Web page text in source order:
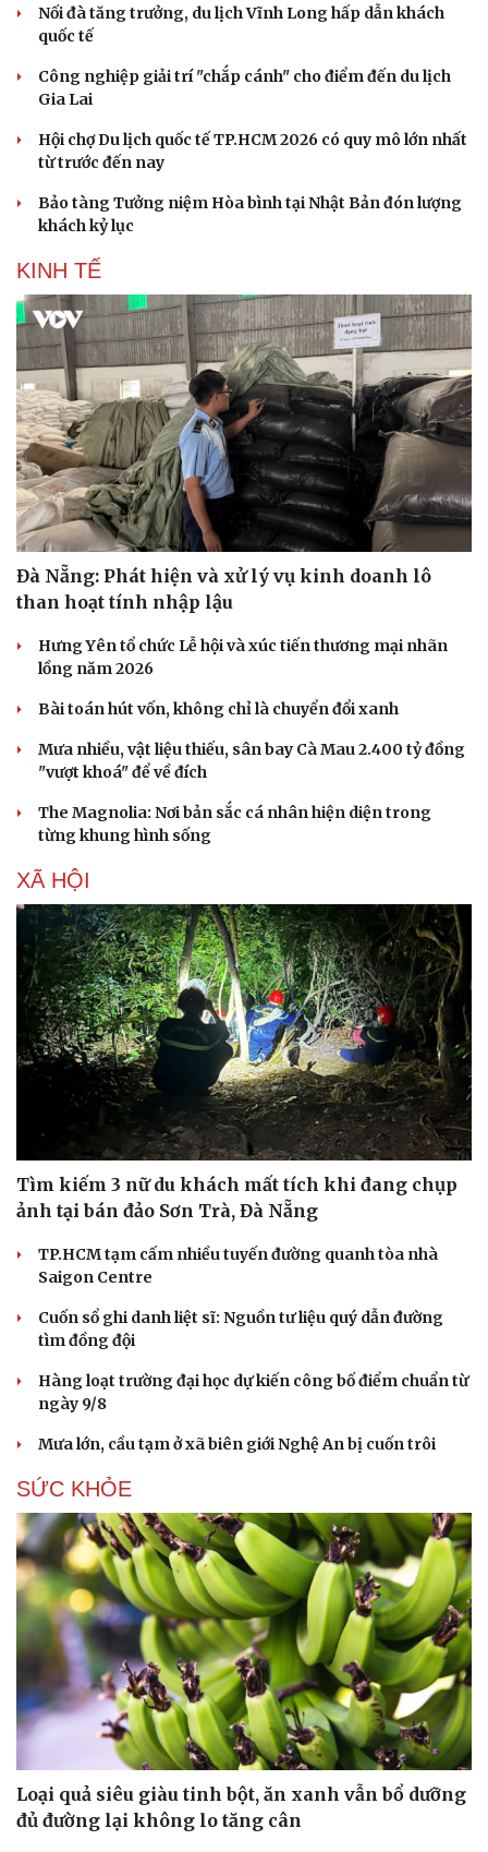
Du lịch
Tư vấn
Săn Tour
check-in
Câu chuyện thời sự
Đọc truyện đêm khuya
Cửa sổ tình yêu
Kể chuyện cho bé
Hạt giống tâm hồn
Nối đà tăng trưởng, du lịch Vĩnh Long hấp dẫn khách
quốc tế
Công nghiệp giải trí "chắp cánh" cho điểm đến du lịch
Gia Lai
Hội chợ Du lịch quốc tế TP.HCM 2026 có quy mô lớn nhất
từ trước đến nay
Bảo tàng Tưởng niệm Hòa bình tại Nhật Bản đón lượng
khách kỷ lục
KINH TẾ
Đà Nẵng: Phát hiện và xử lý vụ kinh doanh lô
than hoạt tính nhập lậu
Hưng Yên tổ chức Lễ hội và xúc tiến thương mại nhãn
lồng năm 2026
Bài toán hút vốn, không chỉ là chuyển đổi xanh
Mưa nhiều, vật liệu thiếu, sân bay Cà Mau 2.400 tỷ đồng
"vượt khoá" để về đích
The Magnolia: Nơi bản sắc cá nhân hiện diện trong
từng khung hình sống
XÃ HỘI
Tìm kiếm 3 nữ du khách mất tích khi đang chụp
ảnh tại bán đảo Sơn Trà, Đà Nẵng
TP.HCM tạm cấm nhiều tuyến đường quanh tòa nhà
Saigon Centre
Cuốn sổ ghi danh liệt sĩ: Nguồn tư liệu quý dẫn đường
tìm đồng đội
Hàng loạt trường đại học dự kiến công bố điểm chuẩn từ
ngày 9/8
Mưa lớn, cầu tạm ở xã biên giới Nghệ An bị cuốn trôi
SỨC KHỎE
Loại quả siêu giàu tinh bột, ăn xanh vẫn bổ dưỡng
đủ đường lại không lo tăng cân